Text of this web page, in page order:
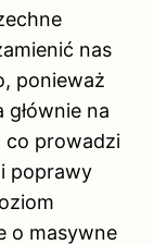
nas
ponieważ
głównie na
co prowadzi
poprawy
o masywne